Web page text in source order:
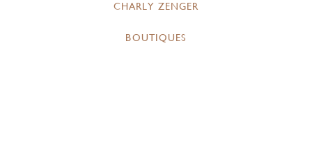
CHARLY ZENGER
BOUTIQUES